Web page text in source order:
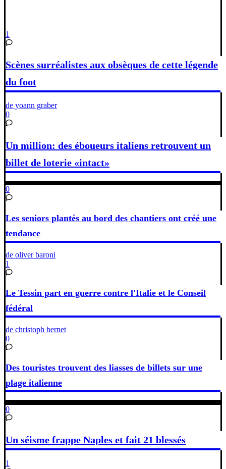
1
Scènes surréalistes aux obsèques de cette légende
du foot
de yoann graber
0
Un million: des éboueurs italiens retrouvent un
billet de loterie «intact»
0
Les seniors plantés au bord des chantiers ont créé une
tendance
de oliver baroni
1
Le Tessin part en guerre contre l'Italie et le Conseil
fédéral
de christoph bernet
0
Des touristes trouvent des liasses de billets sur une
plage italienne
0
Un séisme frappe Naples et fait 21 blessés
1